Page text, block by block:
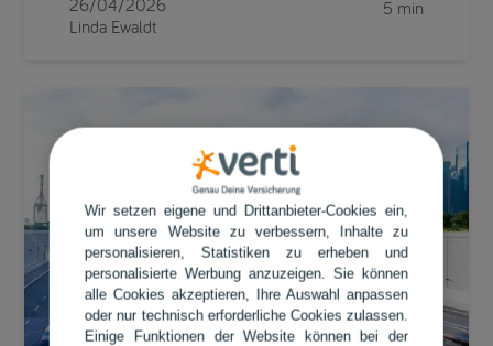
26/04/2026
Linda Ewaldt
5 min
Wir setzen eigene und Drittanbieter-Cookies ein,
um unsere Website zu verbessern, Inhalte zu
personalisieren, Statistiken zu erheben und
personalisierte Werbung anzuzeigen. Sie können
alle Cookies akzeptieren, Ihre Auswahl anpassen
oder nur technisch erforderliche Cookies zulassen.
Einige Funktionen der Website können bei der